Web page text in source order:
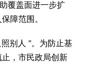
覆盖面进一步扩
障范围。
别人 "。为防止基
，市民政局创新